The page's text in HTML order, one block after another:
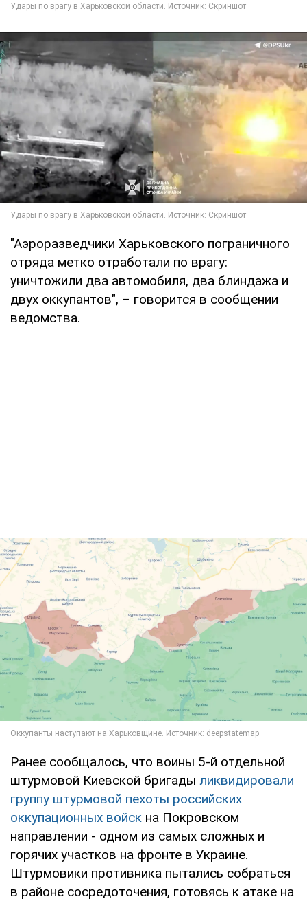
"Аэроразведчики Харьковского пограничного
отряда метко отработали по врагу:
уничтожили два автомобиля, два блиндажа и
двух оккупантов", – говорится в сообщении
ведомства.
Ранее сообщалось, что воины 5-й отдельной
штурмовой Киевской бригады ликвидировали
группу штурмовой пехоты российских
оккупационных войск на Покровском
направлении - одном из самых сложных и
горячих участков на фронте в Украине.
Штурмовики противника пытались собраться
в районе сосредоточения, готовясь к атаке на